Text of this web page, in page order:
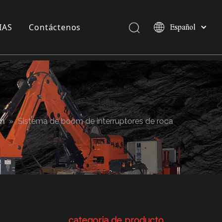
Contáctenos
Español
English
» Sistema de boom de interruptores de roca